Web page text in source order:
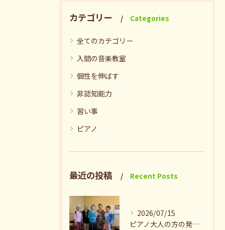
カテゴリー Categories
全てのカテゴリー
入間の音楽教室
個性を伸ばす
非認知能力
習い事
ピアノ
最近の投稿 Recent Posts
2026/07/15
ピアノ大人の方の発表会兼ねたお茶会🎵